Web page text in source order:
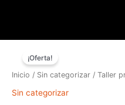
¡Oferta!
Inicio / Sin categorizar / Taller
Sin categorizar